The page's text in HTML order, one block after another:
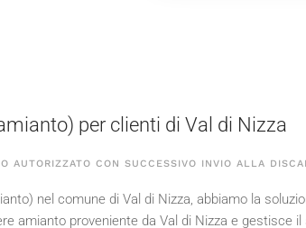
per clienti di Val di Nizza
AUTORIZZATO CON SUCCESSIVO INVIO ALLA
nel comune di Val di Nizza, abbiamo la
amianto proveniente da Val di Nizza e gestisce